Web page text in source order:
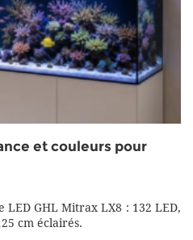
et couleurs pour
GHL Mitrax LX8 : 132 LED,
cm éclairés.